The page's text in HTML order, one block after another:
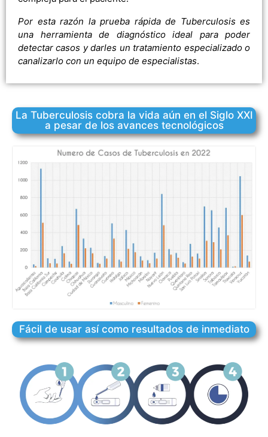
Por esta razón la prueba rápida de Tuberculosis es
una herramienta de diagnóstico ideal para poder
detectar casos y darles un tratamiento especializado o
canalizarlo con un equipo de especialistas.
La Tuberculosis cobra la vida aún en el Siglo XXI
a pesar de los avances tecnológicos
Fácil de usar así como resultados de inmediato